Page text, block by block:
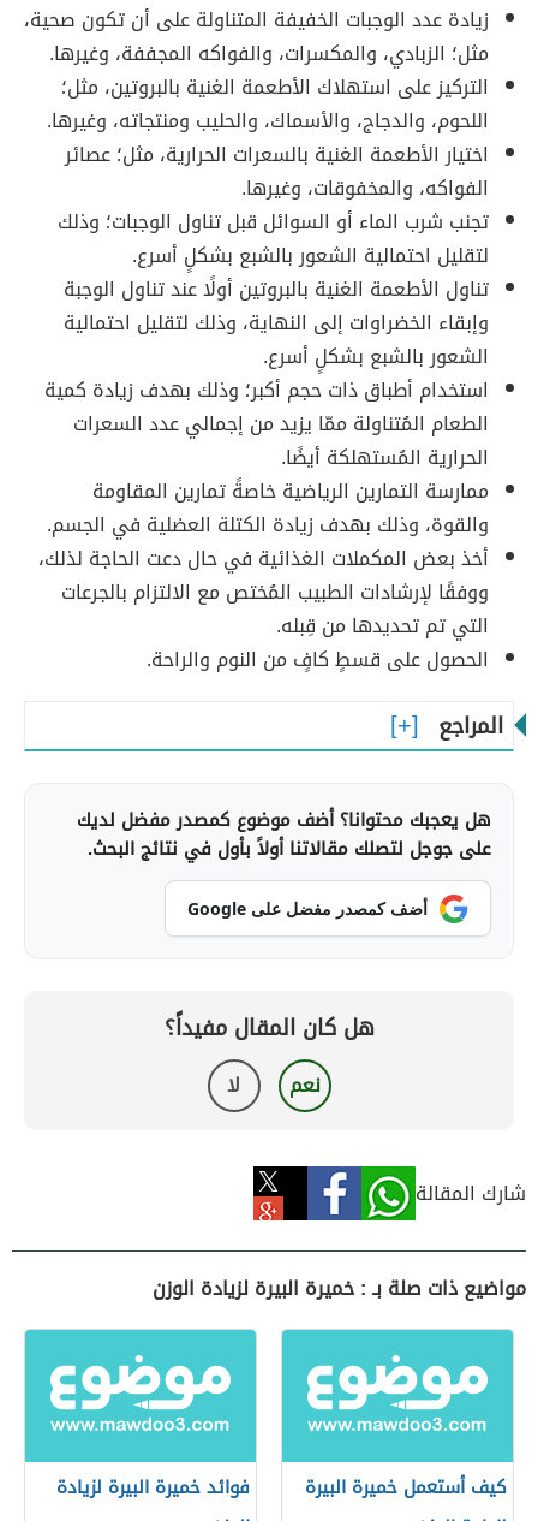
زيادة عدد الوجبات الخفيفة المتناولة على أن تكون صحية،
مثل؛ الزبادي، والمكسرات، والفواكه المجففة، وغيرها.
التركيز على استهلاك الأطعمة الغنية بالبروتين، مثل؛
اللحوم، والدجاج، والأسماك، والحليب ومنتجاته، وغيرها.
اختيار الأطعمة الغنية بالسعرات الحرارية، مثل؛ عصائر
الفواكه، والمخفوقات، وغيرها.
تجنب شرب الماء أو السوائل قبل تناول الوجبات؛ وذلك
لتقليل احتمالية الشعور بالشبع بشكلٍ أسرع.
تناول الأطعمة الغنية بالبروتين أولًا عند تناول الوجبة
وإبقاء الخضراوات إلى النهاية، وذلك لتقليل احتمالية
الشعور بالشبع بشكلٍ أسرع.
استخدام أطباق ذات حجم أكبر؛ وذلك بهدف زيادة كمية
الطعام المُتناولة ممّا يزيد من إجمالي عدد السعرات
الحرارية المُستهلكة أيضًا.
ممارسة التمارين الرياضية خاصةً تمارين المقاومة
والقوة، وذلك بهدف زيادة الكتلة العضلية في الجسم.
أخذ بعض المكملات الغذائية في حال دعت الحاجة لذلك،
ووفقًا لإرشادات الطبيب المُختص مع الالتزام بالجرعات
التي تم تحديدها من قِبله.
الحصول على قسطٍ كافٍ من النوم والراحة.
المراجع
هل يعجبك محتوانا؟ أضف موضوع كمصدر مفضل لديك
على جوجل لتصلك مقالاتنا أولاً بأول في نتائج البحث.
أضف كمصدر مفضل على Google
هل كان المقال مفيداً؟
نعم لا
شارك المقالة
مواضيع ذات صلة بـ : خميرة البيرة لزيادة الوزن
كيف أستعمل خميرة البيرة
فوائد خميرة البيرة لزيادة